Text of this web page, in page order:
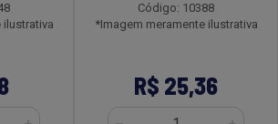
ilustrativa
Código: 10388
*Imagem meramente ilustrativa
R$ 25,36